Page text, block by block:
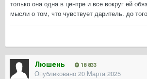
только она одна в центре и все вокруг ей
мысли о том, что чувствует даритель. до
Люшень 18 833
Опубликовано 20 Марта 2025